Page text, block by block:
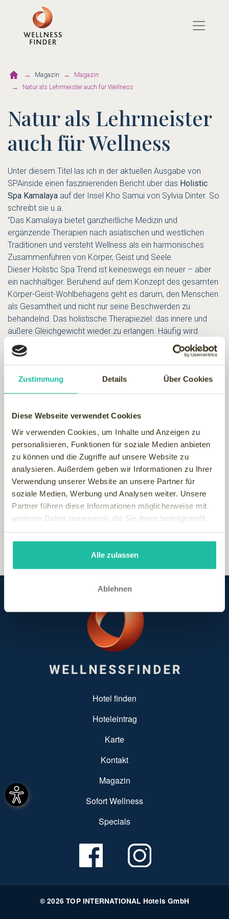
Zustimmung Details Über Cookies
Diese Webseite verwendet Cookies
Wir verwenden Cookies, um Inhalte und Anzeigen zu
personalisieren, Funktionen für soziale Medien anbieten
zu können und die Zugriffe auf unsere Website zu
analysieren. Außerdem geben wir Informationen zu Ihrer
Verwendung unserer Website an unsere Partner für
soziale Medien, Werbung und Analysen weiter. Unsere
Partner führen diese Informationen möglicherweise mit
weiteren Daten zusammen, die Sie ihnen bereitgestellt
gesammelt haben.
Alle zulassen
Ablehnen
Magazin
Magazin
Natur als Lehrmeister auch für Wellness
Natur als Lehrmeister
auch für Wellness
Unter diesem Titel las ich in der aktuellen Ausgabe von
SPAinside einen faszinierenden Bericht über das Holistic
Spa Kamalaya auf der Insel Kho Samui von Sylvia Dinter. So
schreibt sie u.a.:
"Das Kamalaya bietet ganzheitliche Medizin und
ergänzende Therapien nach asiatischen und westlichen
Traditionen und versteht Wellness als ein harmonisches
Zusammenführen von Körper, Geist und Seele.
Dieser Holistic Spa Trend ist keineswegs ein neuer – aber
ein nachhaltiger. Beruhend auf dem Konzept des gesamten
Körper-Geist-Wohlbehagens geht es darum, den Menschen
als Gesamtheit und nicht nur seine Beschwerden zu
behandelnd. Das holistische Therapieziel: das innere und
äußere Gleichgewicht wieder zu erlangen. Häufig wird
dieser Begriff mit der heutigen Wellness-Bewegung in
Zusammenhang gebracht. Doch viele holistische
tiefen kulturellen Wurzeln zurück. Die Natur spielt dabei eine
besonders große Rolle."
"Das Design des Kamalaya wurde vom Künstler und
Verbindung von natürlichen architektonischen Strukturen
und lokalen naturbelassenen Materialien zu schaffen, die die
Umgebung mit einbezieht. Als Alternative zur Klimaanlage
bezog Powell die Hanglage des Resorts ein und entwarf
breite, abgeschirmte Schiebetüren mit gegenüberliegenden
Fenstern, um den natürlichen Wind des Ozeans zu nutzen."
Hotel finden
Hoteleintrag
Karte
Kontakt
Magazin
Sofort Wellness
Specials
© 2026 TOP INTERNATIONAL Hotels GmbH